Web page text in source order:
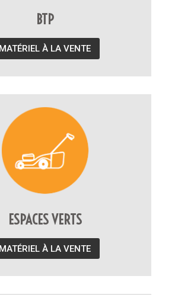
BTP
MATÉRIEL À LA VENTE
ESPACES VERTS
MATÉRIEL À LA VENTE